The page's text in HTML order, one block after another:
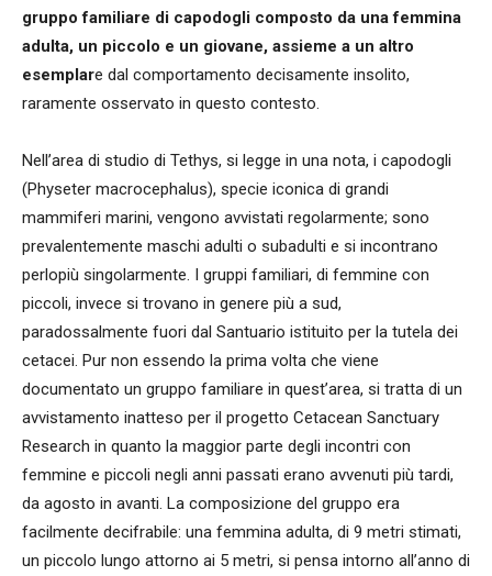
gruppo familiare di capodogli composto da una femmina
adulta, un piccolo e un giovane, assieme a un altro
esemplare dal comportamento decisamente insolito,
raramente osservato in questo contesto.
Nell’area di studio di Tethys, si legge in una nota, i capodogli
(Physeter macrocephalus), specie iconica di grandi
mammiferi marini, vengono avvistati regolarmente; sono
prevalentemente maschi adulti o subadulti e si incontrano
perlopiù singolarmente. I gruppi familiari, di femmine con
piccoli, invece si trovano in genere più a sud,
paradossalmente fuori dal Santuario istituito per la tutela dei
cetacei. Pur non essendo la prima volta che viene
documentato un gruppo familiare in quest’area, si tratta di un
avvistamento inatteso per il progetto Cetacean Sanctuary
Research in quanto la maggior parte degli incontri con
femmine e piccoli negli anni passati erano avvenuti più tardi,
da agosto in avanti. La composizione del gruppo era
facilmente decifrabile: una femmina adulta, di 9 metri stimati,
un piccolo lungo attorno ai 5 metri, si pensa intorno all’anno di